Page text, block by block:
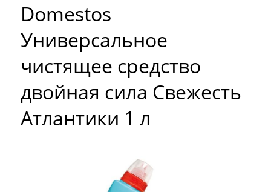
Domestos
Универсальное
чистящее средство
двойная сила Свежесть
Атлантики 1 л